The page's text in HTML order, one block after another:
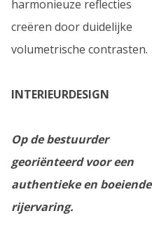
harmonieuze reflecties
creëren door duidelijke
volumetrische contrasten.
INTERIEURDESIGN
Op de bestuurder
georiënteerd voor een
authentieke en boeiende
rijervaring.